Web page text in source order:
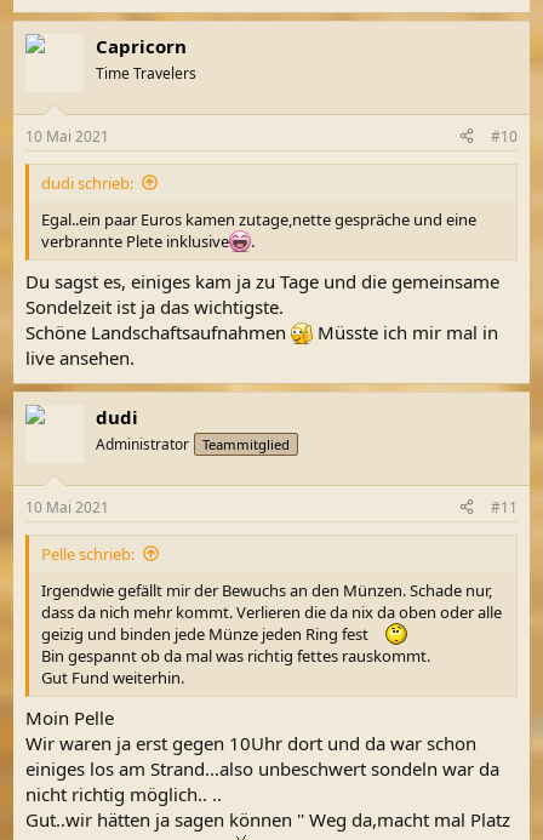
Capricorn
Time Travelers
10 Mai 2021 #10
dudi schrieb:
Egal..ein paar Euros kamen zutage,nette gespräche und eine
verbrannte Plete inklusive
.
Du sagst es, einiges kam ja zu Tage und die gemeinsame
Sondelzeit ist ja das wichtigste.
Schöne Landschaftsaufnahmen
Müsste ich mir mal in
live ansehen.
dudi
Administrator Teammitglied
10 Mai 2021 #11
Pelle schrieb:
Irgendwie gefällt mir der Bewuchs an den Münzen. Schade nur,
dass da nich mehr kommt. Verlieren die da nix da oben oder alle
geizig und binden jede Münze jeden Ring fest
Bin gespannt ob da mal was richtig fettes rauskommt.
Gut Fund weiterhin.
Moin Pelle
Wir waren ja erst gegen 10Uhr dort und da war schon
einiges los am Strand...also unbeschwert sondeln war da
nicht richtig möglich.. ..
Gut..wir hätten ja sagen können '' Weg da,macht mal Platz